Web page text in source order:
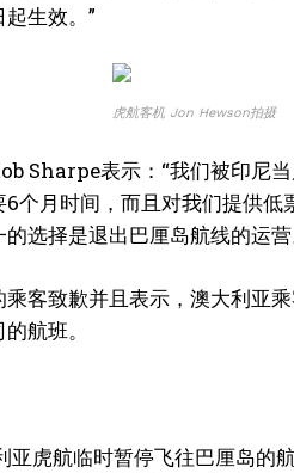
生效。”
虎航客机 Jon Hewson拍摄
Sharpe表示：“我们被印尼
个月时间，而且对我们提供
选择是退出巴厘岛航线的运营
乘客致歉并且表示，澳大利亚
航班。
亚虎航临时暂停飞往巴厘岛